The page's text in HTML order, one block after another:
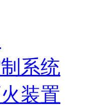
系统
装置